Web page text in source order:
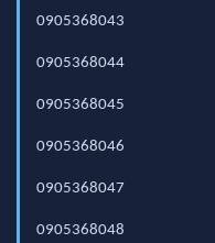
0905368043
0905368044
0905368045
0905368046
0905368047
0905368048